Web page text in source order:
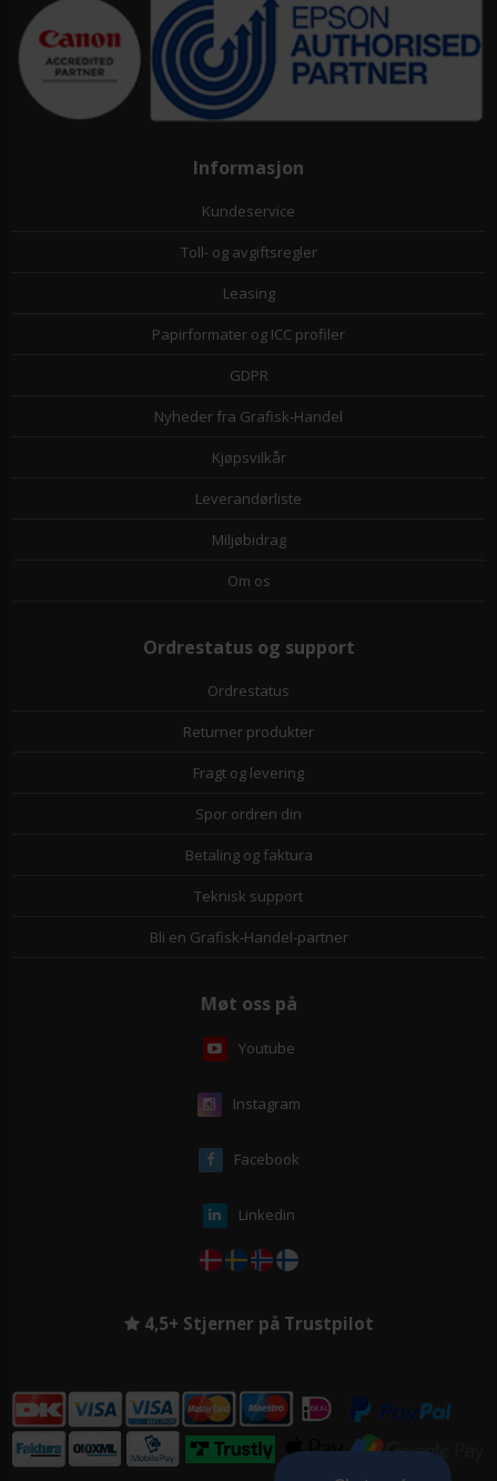
Informasjon
Kundeservice
Toll- og avgiftsregler
Leasing
Papirformater og ICC profiler
GDPR
Nyheder fra Grafisk-Handel
Kjøpsvilkår
Leverandørliste
Miljøbidrag
Om os
Ordrestatus og support
Ordrestatus
Returner produkter
Fragt og levering
Spor ordren din
Betaling og faktura
Teknisk support
Bli en Grafisk-Handel-partner
Møt oss på
Youtube
Instagram
Facebook
Linkedin
4,5+ Stjerner på Trustpilot